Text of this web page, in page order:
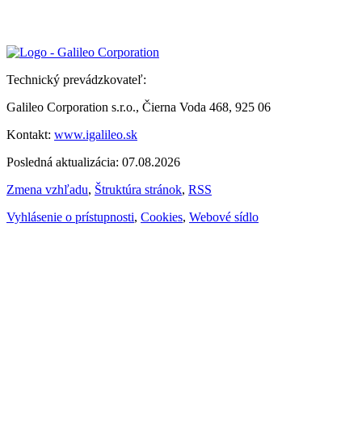
Technický prevádzkovateľ:
Galileo Corporation s.r.o., Čierna Voda 468, 925 06
Kontakt: www.igalileo.sk
Posledná aktualizácia: 07.08.2026
Zmena vzhľadu, Štruktúra stránok, RSS
Vyhlásenie o prístupnosti, Cookies, Webové sídlo